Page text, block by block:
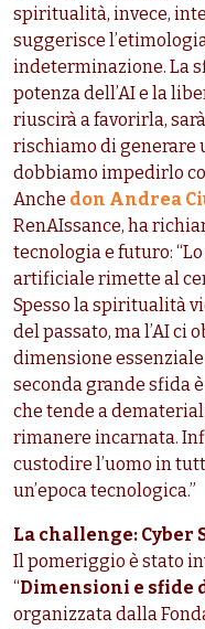
spiritualità, invece,
suggerisce
indeterminazione. La
potenza dell’AI e la
riuscirà a favorirla,
rischiamo di generare
dobbiamo impedirlo
Anche don Andrea
RenAIssance, ha
tecnologia e futuro:
artificiale rimette al
Spesso la spiritualità
del passato, ma l’AI ci
dimensione
seconda grande sfida
che tende a
rimanere incarnata.
custodire l’uomo in
un’epoca tecnologica.”
La challenge: Cyber
Il pomeriggio è stato
“Dimensioni e sfide
organizzata dalla